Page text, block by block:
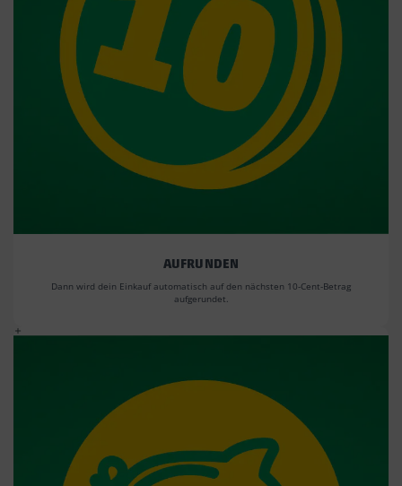
AUFRUNDEN
Dann wird dein Einkauf automatisch auf den nächsten 10-Cent-Betrag
aufgerundet.